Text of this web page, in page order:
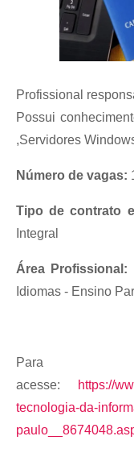
Profissional
Possui
,Servidores
Número de vagas:
Tipo de contrato
Integral
Área Profissional:
Idiomas - Ensino
Para
acesse:
https://
tecnologia-da-